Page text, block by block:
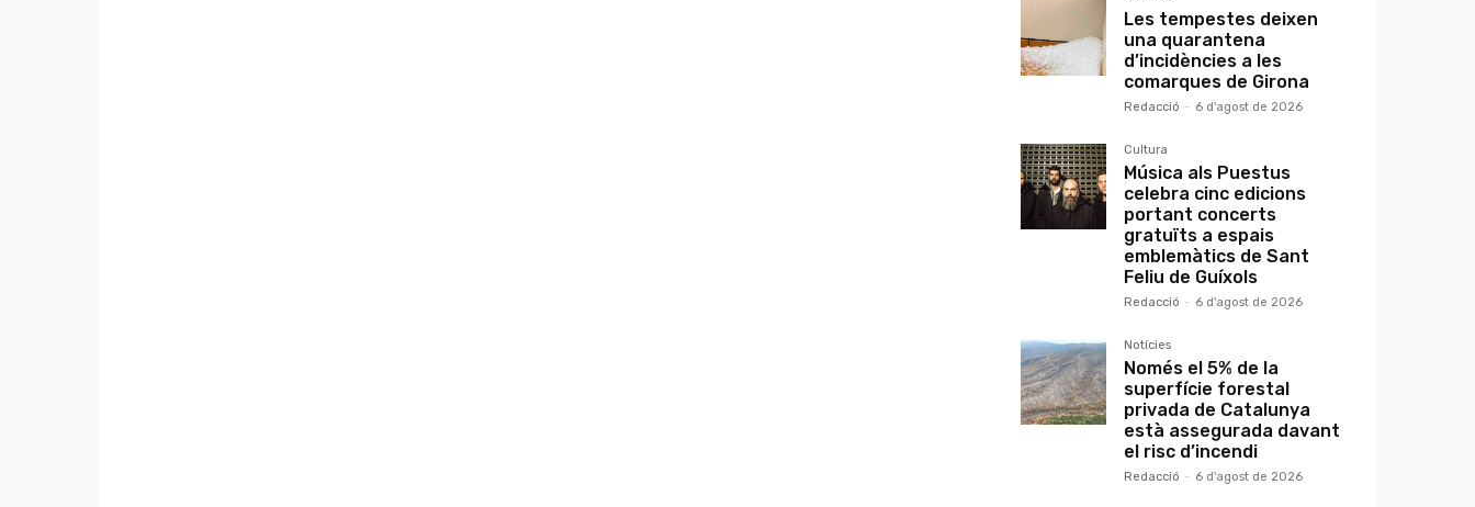
Les tempestes deixen
una quarantena
d’incidències a les
comarques de Girona
Redacció - 6 d'agost de 2026
Cultura
Música als Puestus
celebra cinc edicions
portant concerts
gratuïts a espais
emblemàtics de Sant
Feliu de Guíxols
Redacció - 6 d'agost de 2026
Notícies
Només el 5% de la
superfície forestal
privada de Catalunya
està assegurada davant
el risc d’incendi
Redacció - 6 d'agost de 2026